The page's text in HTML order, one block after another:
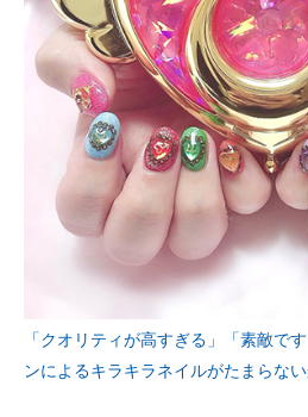
「クオリティが高すぎる」「素敵
ンによるキラキラネイルがたまらな